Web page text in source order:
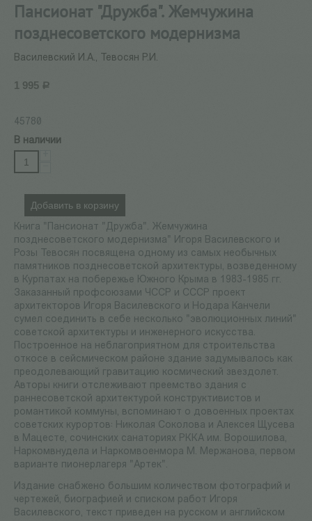
Пансионат "Дружба". Жемчужина
позднесоветского модернизма
Василевский И.А., Тевосян Р.И.
1 995 Р
45780
В наличии
Добавить в корзину
Книга "Пансионат "Дружба". Жемчужина
позднесоветского модернизма" Игоря Василевского и
Розы Тевосян посвящена одному из самых необычных
памятников позднесоветской архитектуры, возведенному
в Курпатах на побережье Южного Крыма в 1983-1985 гг.
Заказанный профсоюзами ЧССР и СССР проект
архитекторов Игоря Василевского и Нодара Канчели
сумел соединить в себе несколько "эволюционных линий"
советской архитектуры и инженерного искусства.
Построенное на неблагоприятном для строительства
откосе в сейсмическом районе здание задумывалось как
преодолевающий гравитацию космический звездолет.
Авторы книги отслеживают преемство здания с
раннесоветской архитектурой конструктивистов и
романтикой коммуны, вспоминают о довоенных проектах
советских курортов: Николая Соколова и Алексея Щусева
в Мацесте, сочинских санаториях РККА им. Ворошилова,
Наркомвнудела и Наркомвоенмора М. Мержанова, первом
варианте пионерлагеря "Артек".
Издание снабжено большим количеством фотографий и
чертежей, биографией и списком работ Игоря
Василевского, текст приведен на русском и английском